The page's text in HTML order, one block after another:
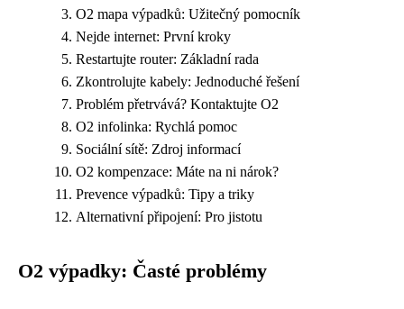
O2 mapa výpadků: Užitečný pomocník
Nejde internet: První kroky
Restartujte router: Základní rada
Zkontrolujte kabely: Jednoduché řešení
Problém přetrvává? Kontaktujte O2
O2 infolinka: Rychlá pomoc
Sociální sítě: Zdroj informací
O2 kompenzace: Máte na ni nárok?
Prevence výpadků: Tipy a triky
Alternativní připojení: Pro jistotu
O2 výpadky: Časté problémy